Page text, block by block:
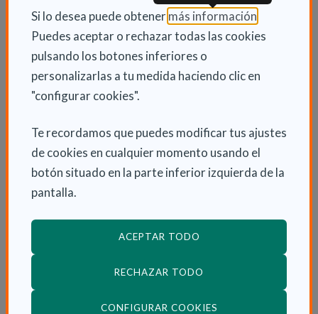
Si lo desea puede obtener más información(Abre en
Puedes aceptar o rechazar todas las cookies
pulsando los botones inferiores o
personalizarlas a tu medida haciendo clic en
"configurar cookies".
Te recordamos que puedes modificar tus ajustes
de cookies en cualquier momento usando el
botón situado en la parte inferior izquierda de la
pantalla.
ACEPTAR TODO
RECHAZAR TODO
CONFIGURAR COOKIES
¿Has oído hablar de los Síndromes
Geriátricos? Te contamos cuáles son, en qué
sospechamos de su presencia.
ACERCA DE SÍNDROMES GERIÁTRICOS